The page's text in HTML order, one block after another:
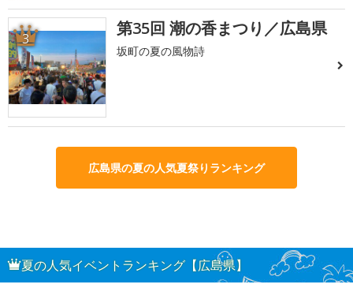
3 第35回 潮の香まつり／広島県
坂町の夏の風物詩
広島県の夏の人気夏祭りランキング
夏の人気イベントランキング【広島県】